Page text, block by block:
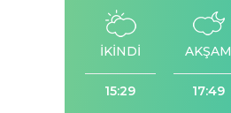
İKİNDİ
15:29
AKŞAM
17:49